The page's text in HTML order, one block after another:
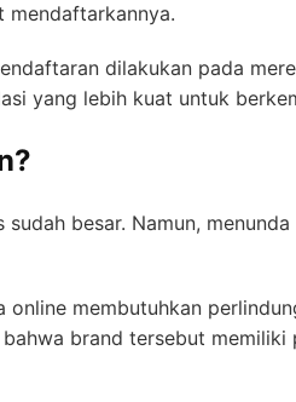
mendaftarkannya.
dilakukan pada
yang lebih kuat untuk
besar. Namun,
online membutuhkan
brand tersebut memiliki